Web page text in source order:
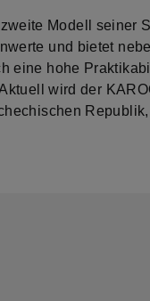
Modell seiner
und bietet
eine hohe
wird der